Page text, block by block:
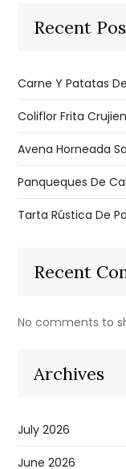
Recent
Carne Y Patatas
Coliflor Frita
Avena Horneada
Panqueques De
Tarta Rústica De
Recent
No comments to
Archives
July 2026
June 2026